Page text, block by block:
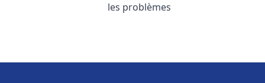
les problèmes